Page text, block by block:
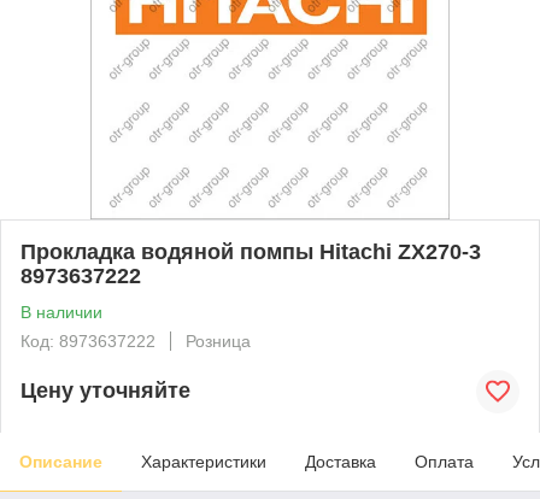
Прокладка водяной помпы Hitachi ZX270-3
8973637222
В наличии
Код: 8973637222
Розница
Цену уточняйте
Описание Характеристики Доставка Оплата